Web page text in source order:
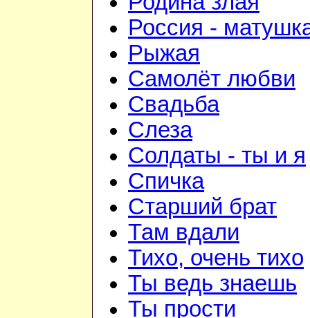
Россия -
Рыжая
Самолёт любви
Свадьба
Слеза
Солдаты - ты и я
Спичка
Старший брат
Там вдали
Тихо, очень тихо
Ты ведь знаешь
Ты прости